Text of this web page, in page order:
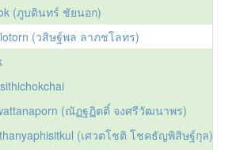
(ภูบดินทร์ ชัยนอก)
(วสิษฐ์พล ลาภชโลทร)
(ณัฏฐฏิตติ์ จงศรีวัฒนาพร)
(เศวตโชติ โชคธัญพิสิษฐ์กุล)